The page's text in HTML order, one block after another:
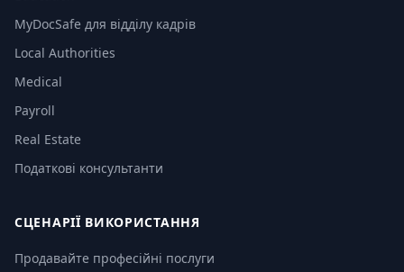
MyDocSafe для відділу кадрів
Local Authorities
Medical
Payroll
Real Estate
Податкові консультанти
СЦЕНАРІЇ ВИКОРИСТАННЯ
Продавайте професійні послуги